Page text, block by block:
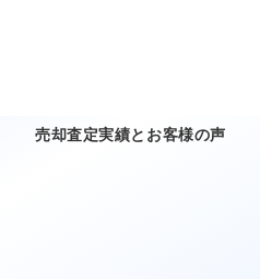
売却査定実績とお客様の声